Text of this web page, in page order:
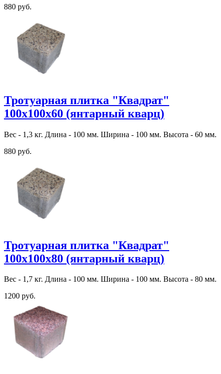
880 руб.
Тротуарная плитка "Квадрат"
100х100х60 (янтарный кварц)
Вес - 1,3 кг. Длина - 100 мм. Ширина - 100 мм. Высота - 60 мм.
880 руб.
Тротуарная плитка "Квадрат"
100х100х80 (янтарный кварц)
Вес - 1,7 кг. Длина - 100 мм. Ширина - 100 мм. Высота - 80 мм.
1200 руб.